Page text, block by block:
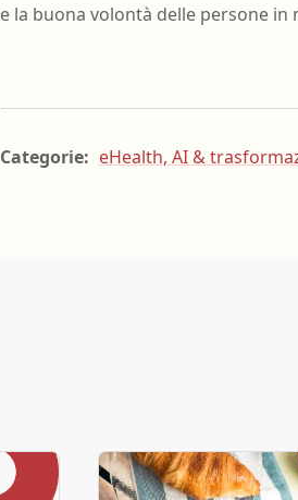
e la buona volontà delle persone
Categorie: eHealth, AI &